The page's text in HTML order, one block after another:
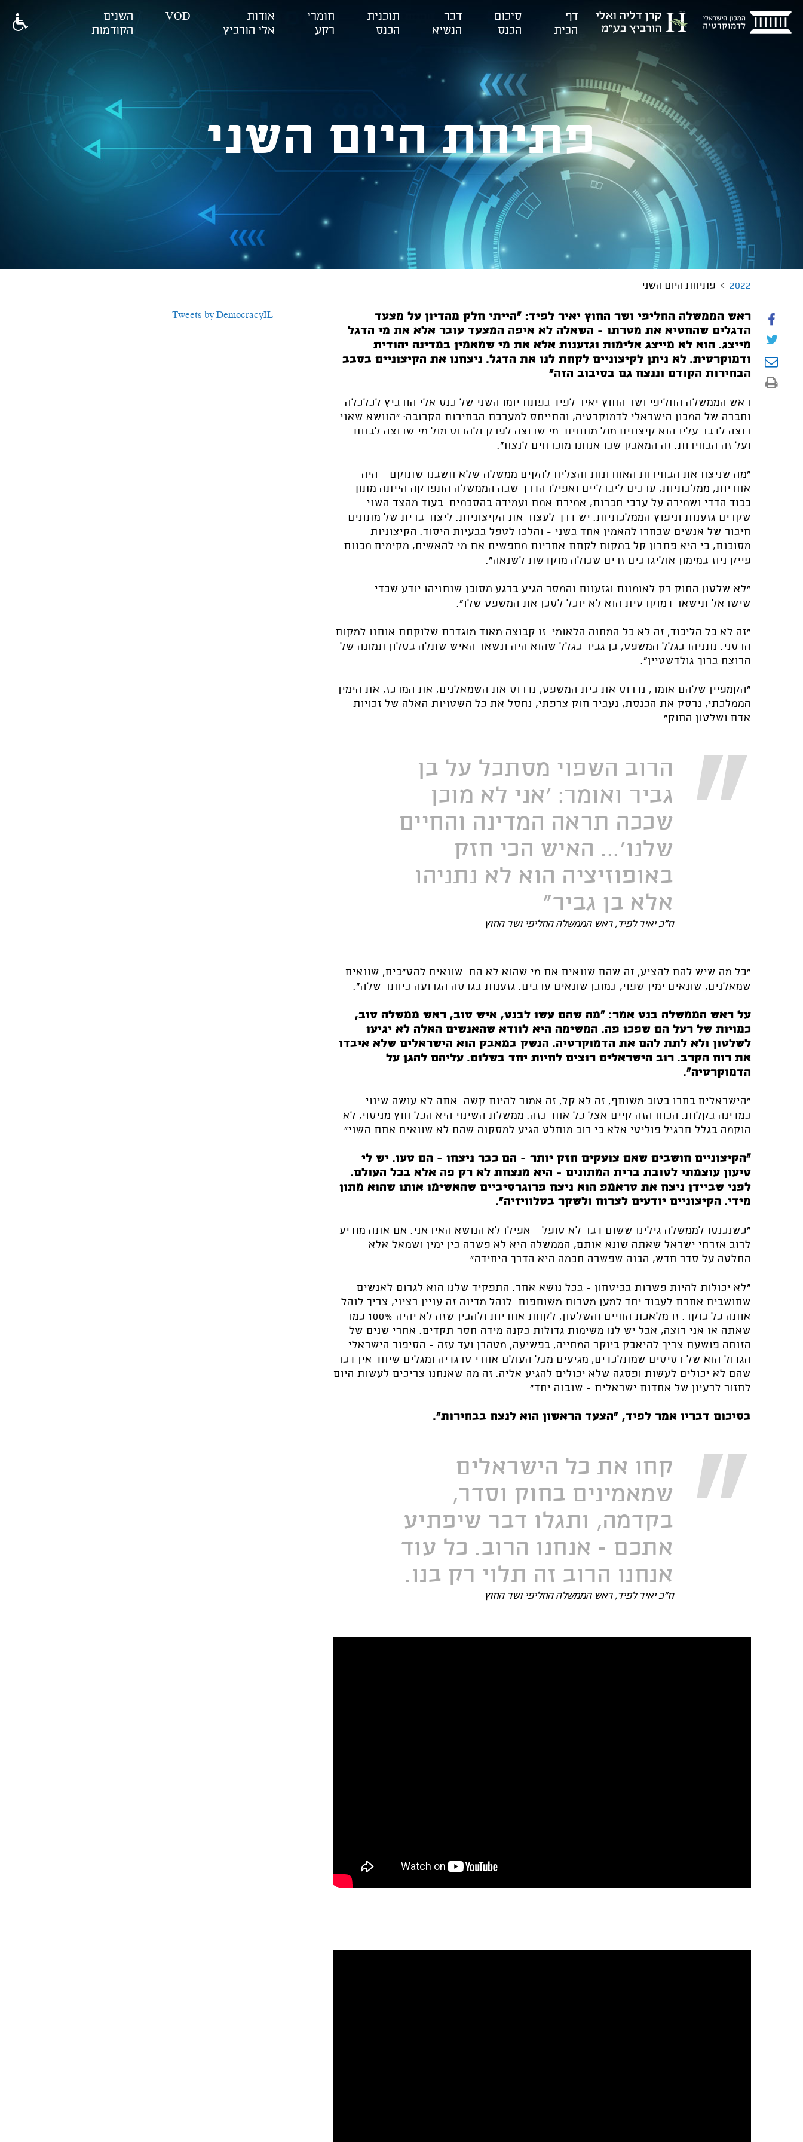
דף
הבית
סיכום
הכנס
דבר
הנשיא
תוכנית
הכנס
חומרי
רקע
אודות
אלי הורביץ
VOD
השנים
הקודמות
פתיחת היום השני
2022 פתיחת היום השני
ראש הממשלה החליפי ושר החוץ יאיר לפיד: "הייתי חלק מהדיון על מצעד
הדגלים שהחטיא את מטרתו - השאלה לא איפה המצעד עובר אלא את מי הדגל
מייצג. הוא לא מייצג אלימות וגזענות אלא את מי שמאמין במדינה יהודית
ודמוקרטית. לא ניתן לקיצוניים לקחת לנו את הדגל. ניצחנו את הקיצוניים בסבב
הבחירות הקודם וננצח גם בסיבוב הזה"
ראש הממשלה החליפי ושר החוץ יאיר לפיד בפתח יומו השני של כנס אלי הורביץ לכלכלה
וחברה של המכון הישראלי לדמוקרטיה, והתייחס למערכת הבחירות הקרובה: "הנושא שאני
רוצה לדבר עליו הוא קיצונים מול מתונים. מי שרוצה לפרק ולהרוס מול מי שרוצה לבנות.
ועל זה הבחירות. זה המאבק שבו אנחנו מוכרחים לנצח".
"מה שניצח את הבחירות האחרונות והצליח להקים ממשלה שלא חשבנו שתוקם - היה
אחריות, ממלכתיות, ערכים ליברליים ואפילו הדרך שבה הממשלה התפרקה הייתה מתוך
כבוד הדדי ושמירה על ערכי חברות, אמירת אמת ועמידה בהסכמים. בעוד מהצד השני
שקרים גזענות וניפוץ הממלכתיות. יש דרך לעצור את הקיצוניות. ליצור ברית של מתונים
חיבור של אנשים שבחרו להאמין אחד בשני - והלכו לטפל בבעיות היסוד. הקיצוניות
מסוכנת, כי היא פתרון קל במקום לקחת אחריות מחפשים את מי להאשים, מקימים מכונת
פייק ניוז במימון אוליגרכים זרים שכולה מוקדשת לשנאה".
"לא שלטון החוק רק לאומנות וגזענות והמסר הגיע ברגע מסוכן שנתניהו יודע שכדי
שישראל תישאר דמוקרטית הוא לא יוכל לסכן את המשפט שלו".
"זה לא כל הליכוד, זה לא כל המחנה הלאומי. זו קבוצה מאוד מוגדרת שלוקחת אותנו למקום
הרסני. נתניהו בגלל המשפט, בן גביר בגלל שהוא היה ונשאר האיש שתלה בסלון תמונה של
הרוצח ברוך גולדשטיין".
"הקמפיין שלהם אומר, נדרוס את בית המשפט, נדרוס את השמאלנים, את המרכז, את הימין
הממלכתי, נרסק את הכנסת, נעביר חוק צרפתי, נחסל את כל השטויות האלה של זכויות
אדם ושלטון החוק".
הרוב השפוי מסתכל על בן
גביר ואומר: 'אני לא מוכן
שככה תראה המדינה והחיים
שלנו'... האיש הכי חזק
באופוזיציה הוא לא נתניהו
אלא בן גביר"
ח"כ יאיר לפיד, ראש הממשלה החליפי ושר החוץ
"כל מה שיש להם להציע, זה שהם שונאים את מי שהוא לא הם. שונאים להט"בים, שונאים
שמאלנים, שונאים ימין שפוי, כמובן שונאים ערבים. גזענות בגרסה הגרועה ביותר שלה".
על ראש הממשלה בנט אמר: "מה שהם עשו לבנט, איש טוב, ראש ממשלה טוב,
כמויות של רעל הם שפכו פה. המשימה היא לוודא שהאנשים האלה לא יגיעו
לשלטון ולא לתת להם את הדמוקרטיה. הנשק במאבק הוא הישראלים שלא איבדו
את רוח הקרב. רוב הישראלים רוצים לחיות יחד בשלום. עליהם להגן על
הדמוקרטיה".
"הישראלים בחרו בטוב משותף, זה לא קל, זה אמור להיות קשה. אתה לא עושה שינוי
במדינה בקלות. הכוח הזה קיים אצל כל אחד כזה. ממשלת השינוי היא הכל חוץ מניסוי, לא
הוקמה בגלל תרגיל פוליטי אלא כי רוב מוחלט הגיע למסקנה שהם לא שונאים אחת השני".
"הקיצוניים חושבים שאם צועקים חזק יותר - הם כבר ניצחו - הם טעו. יש לי
טיעון עוצמתי לטובת ברית המתונים - היא מנצחת לא רק פה אלא בכל העולם.
לפני שביידן ניצח את טראמפ הוא ניצח פרוגרסיביים שהאשימו אותו שהוא מתון
מידי. הקיצוניים יודעים לצרוח ולשקר בטלוויזיה".
"כשנכנסו לממשלה גילינו ששום דבר לא טופל - אפילו לא הנושא האיראני. אם אתה מודיע
לרוב אזרחי ישראל שאתה שונא אותם, הממשלה היא לא פשרה בין ימין ושמאל אלא
החלטה על סדר חדש, הבנה שפשרה חכמה היא הדרך היחידה".
"לא יכולות להיות פשרות בביטחון - בכל נושא אחר. התפקיד שלנו הוא לגרום לאנשים
שחושבים אחרת לעבוד יחד למען מטרות משותפות. לנהל מדינה זה עניין רציני, צריך לנהל
אותה כל בוקר. זו מלאכת החיים והשלטון, לקחת אחריות ולהבין שזה לא יהיה 100% כמו
שאתה או אני רוצה, אבל יש לנו משימות גדולות בקנה מידה חסר תקדים. אחרי שנים של
הזנחה פושעת צריך להיאבק ביוקר המחייה, בפשיעה, מטהרן ועד עזה - הסיפור הישראלי
הגדול הוא של רסיסים שמתלכדים, מגיעים מכל העולם אחרי טרגדיה ומגלים שיחד אין דבר
שהם לא יכולים לעשות ופסגה שלא יכולים להגיע אליה. זה מה שאנחנו צריכים לעשות היום
לחזור לרעיון של אחדות ישראלית - שנבנה יחד".
בסיכום דבריו אמר לפיד, "הצעד הראשון הוא לנצח בבחירות".
קחו את כל הישראלים
שמאמינים בחוק וסדר,
בקדמה, ותגלו דבר שיפתיע
אתכם - אנחנו הרוב. כל עוד
אנחנו הרוב זה תלוי רק בנו.
ח"כ יאיר לפיד, ראש הממשלה החליפי ושר החוץ
Tweets by DemocracyIL